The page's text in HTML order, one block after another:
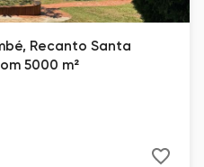
Recanto Santa
5000 m²